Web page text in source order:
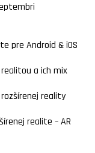
pre Android & iOS
a ich mix
rozšírenej reality
realite – AR